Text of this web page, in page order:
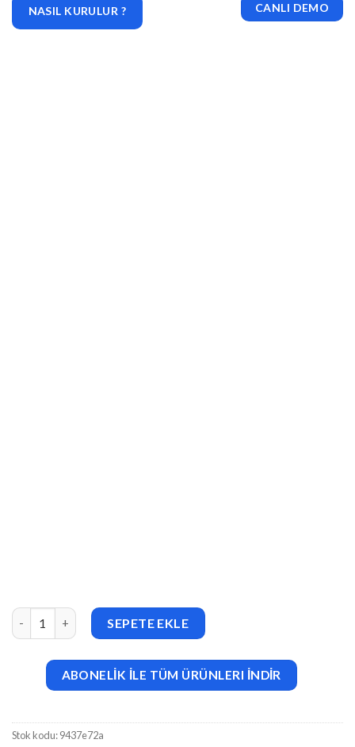
NASIL KURULUR ? CANLI DEMO
Aelia Currency Switcher for EDD v1.5.0.190129 adet
SEPETE EKLE
ABONELİK İLE TÜM ÜRÜNLERI İNDİR
Stok kodu:9437e72a